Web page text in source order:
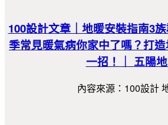
100設計文章｜地暖安裝指南3
季常見暖氣病你家中了嗎？打
一招！｜ 五陽
內容來源：100設計